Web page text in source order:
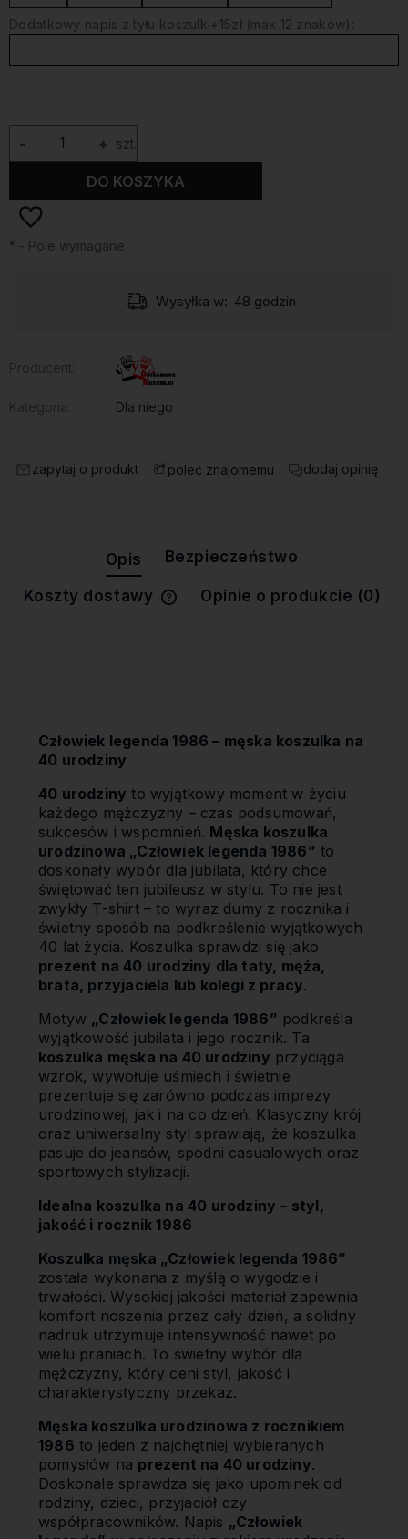
Dodatkowy napis z tyłu koszulki+15zł (max 12 znaków):
+
- szt.
DO KOSZYKA
* - Pole wymagane
Wysyłka w: 48 godzin
Dla niego
zapytaj o produkt poleć znajomemu dodaj opinię
Opis Bezpieczeństwo
Koszty dostawy
Cena nie zawiera ewentualnych
Opinie o produkcie (0)
Człowiek legenda 1986 – męska koszulka na
40 urodziny
40 urodziny to wyjątkowy moment w życiu
każdego mężczyzny – czas podsumowań,
sukcesów i wspomnień. Męska koszulka
urodzinowa „Człowiek legenda 1986” to
doskonały wybór dla jubilata, który chce
świętować ten jubileusz w stylu. To nie jest
zwykły T-shirt – to wyraz dumy z rocznika i
świetny sposób na podkreślenie wyjątkowych
40 lat życia. Koszulka sprawdzi się jako
prezent na 40 urodziny dla taty, męża,
brata, przyjaciela lub kolegi z pracy.
Motyw „Człowiek legenda 1986” podkreśla
wyjątkowość jubilata i jego rocznik. Ta
koszulka męska na 40 urodziny przyciąga
wzrok, wywołuje uśmiech i świetnie
prezentuje się zarówno podczas imprezy
urodzinowej, jak i na co dzień. Klasyczny krój
oraz uniwersalny styl sprawiają, że koszulka
pasuje do jeansów, spodni casualowych oraz
sportowych stylizacji.
Idealna koszulka na 40 urodziny – styl,
jakość i rocznik 1986
Koszulka męska „Człowiek legenda 1986”
została wykonana z myślą o wygodzie i
trwałości. Wysokiej jakości materiał zapewnia
komfort noszenia przez cały dzień, a solidny
nadruk utrzymuje intensywność nawet po
wielu praniach. To świetny wybór dla
mężczyzny, który ceni styl, jakość i
charakterystyczny przekaz.
Męska koszulka urodzinowa z rocznikiem
1986 to jeden z najchętniej wybieranych
pomysłów na prezent na 40 urodziny.
Doskonale sprawdza się jako upominek od
rodziny, dzieci, przyjaciół czy
współpracowników. Napis „Człowiek